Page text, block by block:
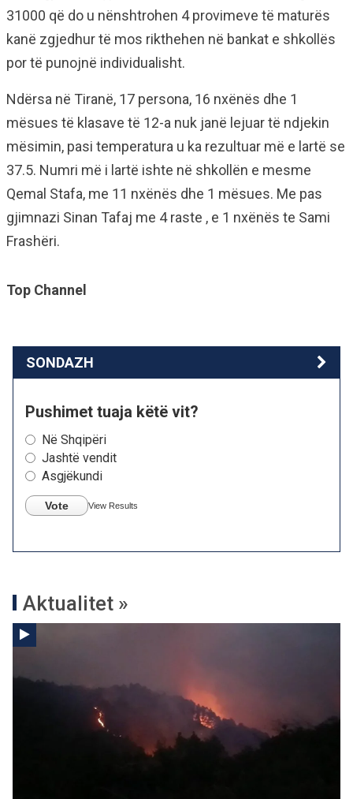
31000 që do u nënshtrohen 4 provimeve të maturës
kanë zgjedhur të mos rikthehen në bankat e shkollës
por të punojnë individualisht.
Ndërsa në Tiranë, 17 persona, 16 nxënës dhe 1
mësues të klasave të 12-a nuk janë lejuar të ndjekin
mësimin, pasi temperatura u ka rezultuar më e lartë se
37.5. Numri më i lartë ishte në shkollën e mesme
Qemal Stafa, me 11 nxënës dhe 1 mësues. Me pas
gjimnazi Sinan Tafaj me 4 raste , e 1 nxënës te Sami
Frashëri.
Top Channel
SONDAZH
Pushimet tuaja këtë vit?
Në Shqipëri
Jashtë vendit
Asgjëkundi
Vote View Results
Aktualitet »